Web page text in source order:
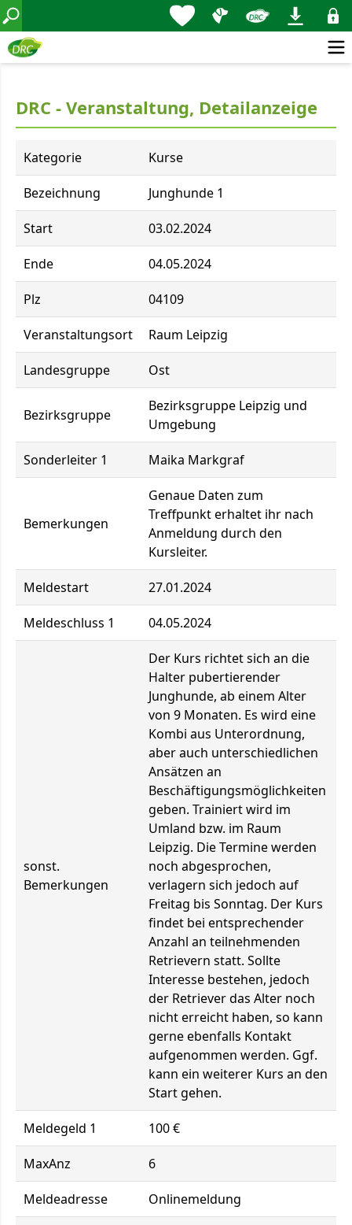
DRC - Veranstaltung, Detailanzeige
Kategorie Kurse
Bezeichnung Junghunde 1
Start 03.02.2024
Ende 04.05.2024
Plz 04109
Veranstaltungsort Raum Leipzig
Landesgruppe Ost
Bezirksgruppe
Bezirksgruppe Leipzig und
Umgebung
Sonderleiter 1 Maika Markgraf
Bemerkungen
Genaue Daten zum
Treffpunkt erhaltet ihr nach
Anmeldung durch den
Kursleiter.
Meldestart 27.01.2024
Meldeschluss 1 04.05.2024
sonst.
Bemerkungen
Der Kurs richtet sich an die
Halter pubertierender
Junghunde, ab einem Alter
von 9 Monaten. Es wird eine
Kombi aus Unterordnung,
aber auch unterschiedlichen
Ansätzen an
Beschäftigungsmöglichkeiten
geben. Trainiert wird im
Umland bzw. im Raum
Leipzig. Die Termine werden
noch abgesprochen,
verlagern sich jedoch auf
Freitag bis Sonntag. Der Kurs
findet bei entsprechender
Anzahl an teilnehmenden
Retrievern statt. Sollte
Interesse bestehen, jedoch
der Retriever das Alter noch
nicht erreicht haben, so kann
gerne ebenfalls Kontakt
aufgenommen werden. Ggf.
kann ein weiterer Kurs an den
Start gehen.
Meldegeld 1 100 €
MaxAnz 6
Meldeadresse Onlinemeldung